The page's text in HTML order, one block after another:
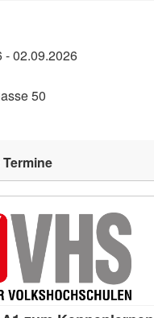
- 02.09.2026
50